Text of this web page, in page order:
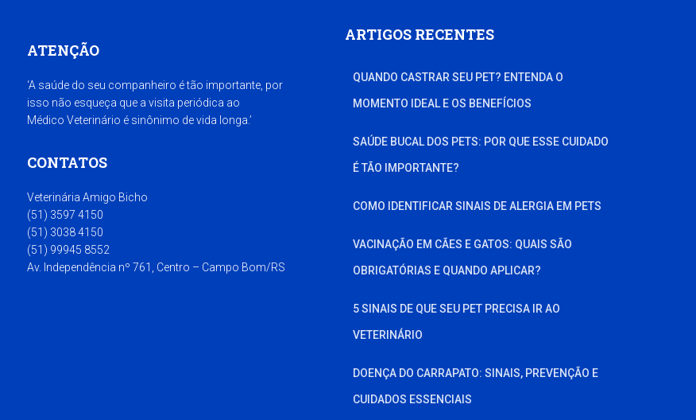
ATENÇÃO
‘A saúde do seu companheiro é tão importante, por
isso não esqueça que a visita periódica ao
Médico Veterinário é sinônimo de vida longa.’
CONTATOS
Veterinária Amigo Bicho
(51) 3597 4150
(51) 3038 4150
(51) 99945 8552
Av. Independência nº 761, Centro – Campo Bom/RS
ARTIGOS RECENTES
QUANDO CASTRAR SEU PET? ENTENDA O
MOMENTO IDEAL E OS BENEFÍCIOS
SAÚDE BUCAL DOS PETS: POR QUE ESSE CUIDADO
É TÃO IMPORTANTE?
COMO IDENTIFICAR SINAIS DE ALERGIA EM PETS
VACINAÇÃO EM CÃES E GATOS: QUAIS SÃO
OBRIGATÓRIAS E QUANDO APLICAR?
5 SINAIS DE QUE SEU PET PRECISA IR AO
VETERINÁRIO
DOENÇA DO CARRAPATO: SINAIS, PREVENÇÃO E
CUIDADOS ESSENCIAIS